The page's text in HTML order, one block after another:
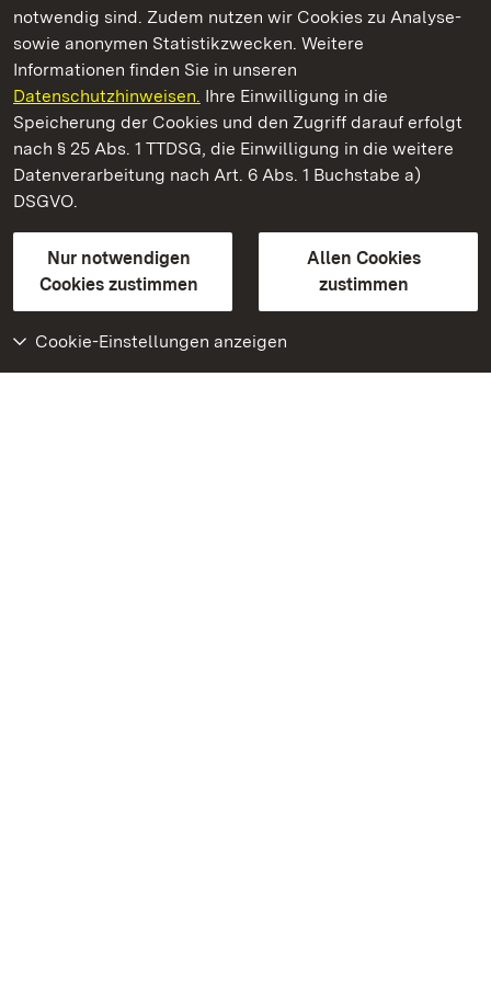
notwendig sind. Zudem nutzen wir Cookies zu Analyse-
sowie anonymen Statistikzwecken. Weitere
Informationen finden Sie in unseren
Datenschutzhinweisen. Ihre Einwilligung in die
Speicherung der Cookies und den Zugriff darauf erfolgt
nach § 25 Abs. 1 TTDSG, die Einwilligung in die weitere
Datenverarbeitung nach Art. 6 Abs. 1 Buchstabe a)
DSGVO.
Nur notwendigen
Cookies zustimmen
Allen Cookies
zustimmen
Cookie-Einstellungen anzeigen
Schloss und Schlossgarten Schwetzingen
Staatliche Schlösser und Gärten Baden-Württemberg
Kontakt
GebärdenspracheLeichte Sprache
Erklärung zur Barrierefreiheit
BITV-konform (geprüfte Seiten)
Weiteres